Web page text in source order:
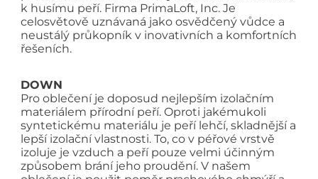
k husímu peří. Firma PrimaLoft, Inc. Je
celosvětově uznávaná jako osvědčený vůdce a
neustálý průkopník v inovativních a komfortních
řešeních.
DOWN
Pro oblečení je doposud nejlepším izolačním
materiálem přírodní peří. Oproti jakémukoli
syntetickému materiálu je peří lehčí, skladnější a
lepší izolační vlastnosti. To, co v péřové vrstvě
izoluje je vzduch a peří pouze velmi účinným
způsobem brání jeho proudění. V našem